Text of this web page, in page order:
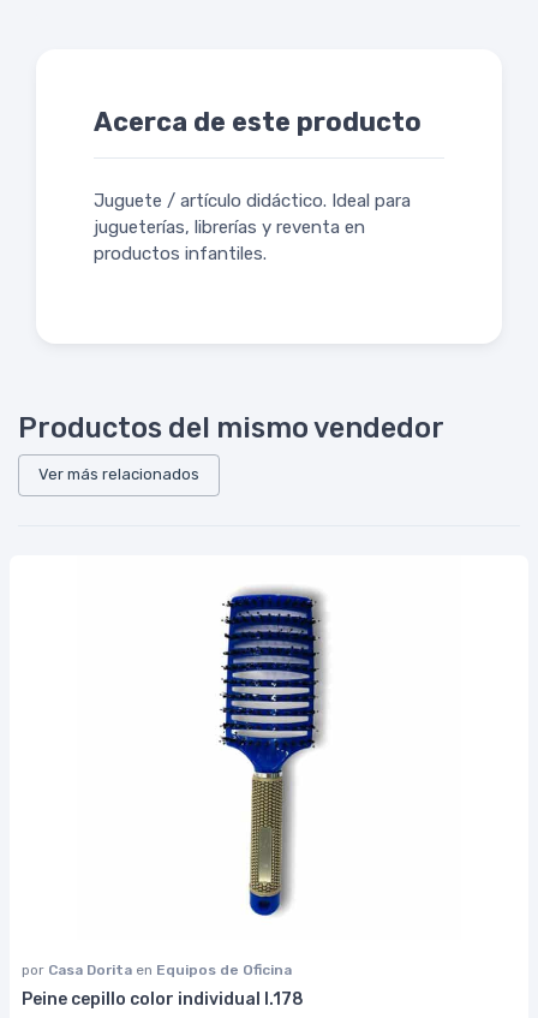
Acerca de este producto
Juguete / artículo didáctico. Ideal para
jugueterías, librerías y reventa en
productos infantiles.
Productos del mismo vendedor
Ver más relacionados
por Casa Dorita en Equipos de Oficina
Peine cepillo color individual I.178